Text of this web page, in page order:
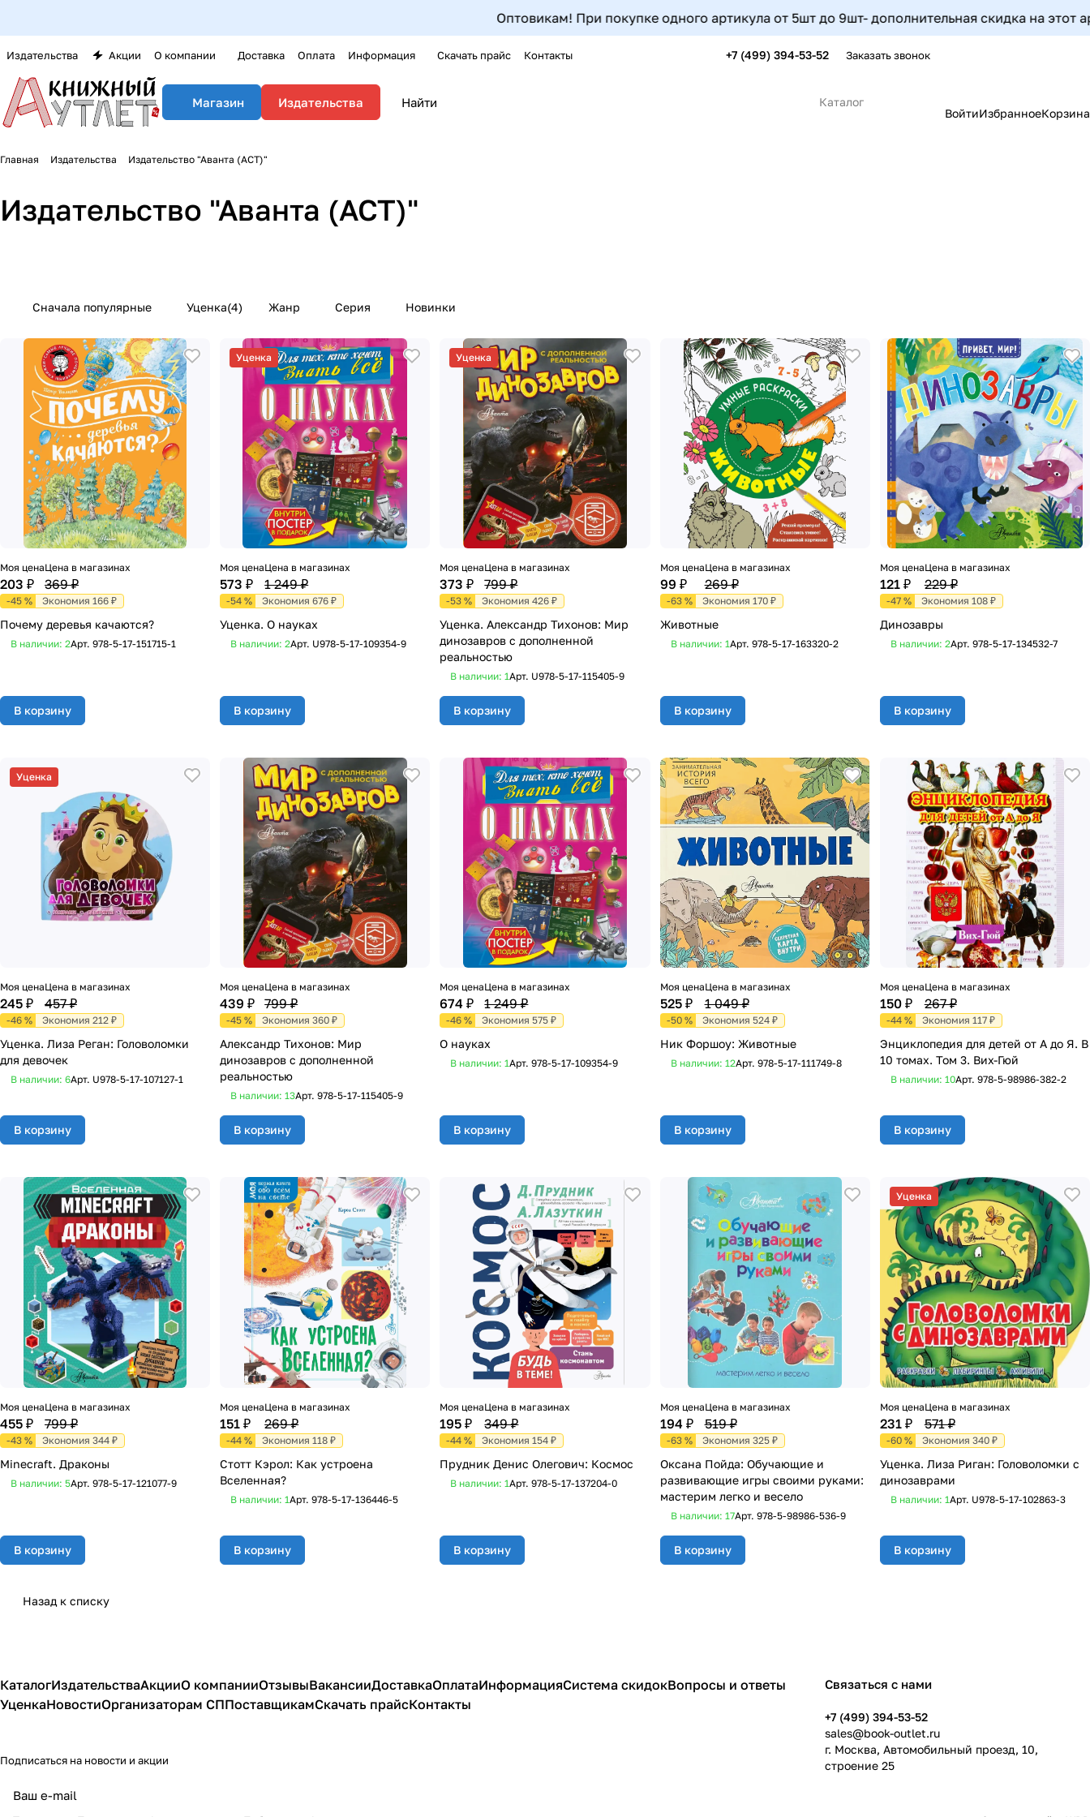
Оптовикам! При покупке одного артикула от 5шт до 9шт- дополнительная скидка на этот артикул
Издательства Акции О компании Доставка Оплата Информация Скачать прайс Контакты +7 (499) 394-53-52 Заказать звонок
Магазин Издательства
Каталог
ВойтиИзбранноеКорзина
Главная Издательства Издательство "Аванта (АСТ)"
Издательство "Аванта (АСТ)"
Сначала популярные Уценка(4) Жанр Серия Новинки
Моя цена
203 ₽
Цена в магазинах
369 ₽
-45 % Экономия 166 ₽
Почему деревья качаются?
В наличии: 2Арт. 978-5-17-151715-1
В корзину
Уценка
Моя цена
573 ₽
Цена в магазинах
1 249 ₽
-54 % Экономия 676 ₽
Уценка. О науках
В наличии: 2Арт. U978-5-17-109354-9
В корзину
Уценка
Моя цена
373 ₽
Цена в магазинах
799 ₽
-53 % Экономия 426 ₽
Уценка. Александр Тихонов: Мир
динозавров с дополненной
реальностью
В наличии: 1Арт. U978-5-17-115405-9
В корзину
Моя цена
99 ₽
Цена в магазинах
269 ₽
-63 % Экономия 170 ₽
Животные
В наличии: 1Арт. 978-5-17-163320-2
В корзину
Моя цена
121 ₽
Цена в магазинах
229 ₽
-47 % Экономия 108 ₽
Динозавры
В наличии: 2Арт. 978-5-17-134532-7
В корзину
Уценка
Моя цена
245 ₽
Цена в магазинах
457 ₽
-46 % Экономия 212 ₽
Уценка. Лиза Реган: Головоломки
для девочек
В наличии: 6Арт. U978-5-17-107127-1
В корзину
Моя цена
439 ₽
Цена в магазинах
799 ₽
-45 % Экономия 360 ₽
Александр Тихонов: Мир
динозавров с дополненной
реальностью
В наличии: 13Арт.978-5-17-115405-9
В корзину
Моя цена
674 ₽
Цена в магазинах
1 249 ₽
-46 % Экономия 575 ₽
О науках
В наличии: 1Арт.978-5-17-109354-9
В корзину
Моя цена
525 ₽
Цена в магазинах
1 049 ₽
-50 % Экономия 524 ₽
Ник Форшоу: Животные
В наличии: 12Арт. 978-5-17-111749-8
В корзину
Моя цена
150 ₽
Цена в магазинах
267 ₽
-44 % Экономия 117 ₽
Энциклопедия для детей от А до Я. В
10 томах. Том 3. Вих-Гюй
В наличии: 10Арт. 978-5-98986-382-2
В корзину
Моя цена
455 ₽
Цена в магазинах
799 ₽
-43 % Экономия 344 ₽
Minecraft. Драконы
В наличии: 5Арт. 978-5-17-121077-9
В корзину
Моя цена
151 ₽
Цена в магазинах
269 ₽
-44 % Экономия 118 ₽
Стотт Кэрол: Как устроена
Вселенная?
В наличии: 1Арт.978-5-17-136446-5
В корзину
Моя цена
195 ₽
Цена в магазинах
349 ₽
-44 % Экономия 154 ₽
Прудник Денис Олегович: Космос
В наличии: 1Арт.978-5-17-137204-0
В корзину
Моя цена
194 ₽
Цена в магазинах
519 ₽
-63 % Экономия 325 ₽
Оксана Пойда: Обучающие и
развивающие игры своими руками:
мастерим легко и весело
В наличии: 17Арт. 978-5-98986-536-9
В корзину
Уценка
Моя цена
231 ₽
Цена в магазинах
571 ₽
-60 % Экономия 340 ₽
Уценка. Лиза Риган: Головоломки с
динозаврами
В наличии: 1Арт. U978-5-17-102863-3
В корзину
Назад к списку
КаталогИздательстваАкцииО компанииОтзывыВакансииДоставкаОплатаИнформацияСистема скидокВопросы и ответы
УценкаНовостиОрганизаторам СППоставщикамСкачать прайсКонтакты
Подписаться на новости и акции
Связаться с нами
+7 (499) 394-53-52
sales@book-outlet.ru
г. Москва, Автомобильный проезд, 10,
строение 25